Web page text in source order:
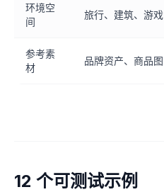
环境空
间
旅行、建筑、游戏
参考素
材
品牌资产、商品图
12 个可测试示例